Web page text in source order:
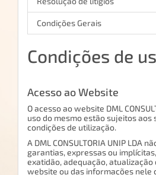
Condições Gerais
Condições de
Acesso ao Website
O acesso ao website DML
uso do mesmo estão sujeitos aos
condições de utilização.
A DML CONSULTORIA UNIP LDA
garantias, expressas ou
exatidão, adequação, atualização
website ou das informações nele